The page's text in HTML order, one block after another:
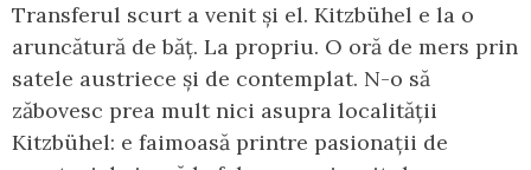
Transferul scurt a venit și el. Kitzbühel e la o
aruncătură de băț. La propriu. O oră de mers prin
satele austriece și de contemplat. N-o să
zăbovesc prea mult nici asupra localității
Kitzbühel: e faimoasă printre pasionații de